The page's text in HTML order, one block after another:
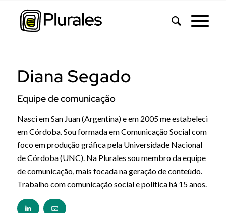
Diana Segado
Equipe de comunicação
Nasci em San Juan (Argentina) e em 2005 me estabeleci
em Córdoba. Sou formada em Comunicação Social com
foco em produção gráfica pela Universidade Nacional
de Córdoba (UNC). Na Plurales sou membro da equipe
de comunicação, mais focada na geração de conteúdo.
Trabalho com comunicação social e política há 15 anos.